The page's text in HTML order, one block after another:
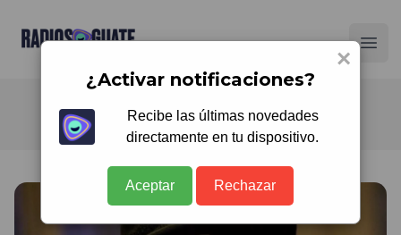
Radios Guate
×
¿Activar notificaciones?
Recibe las últimas novedades
directamente en tu dispositivo.
Aceptar Rechazar